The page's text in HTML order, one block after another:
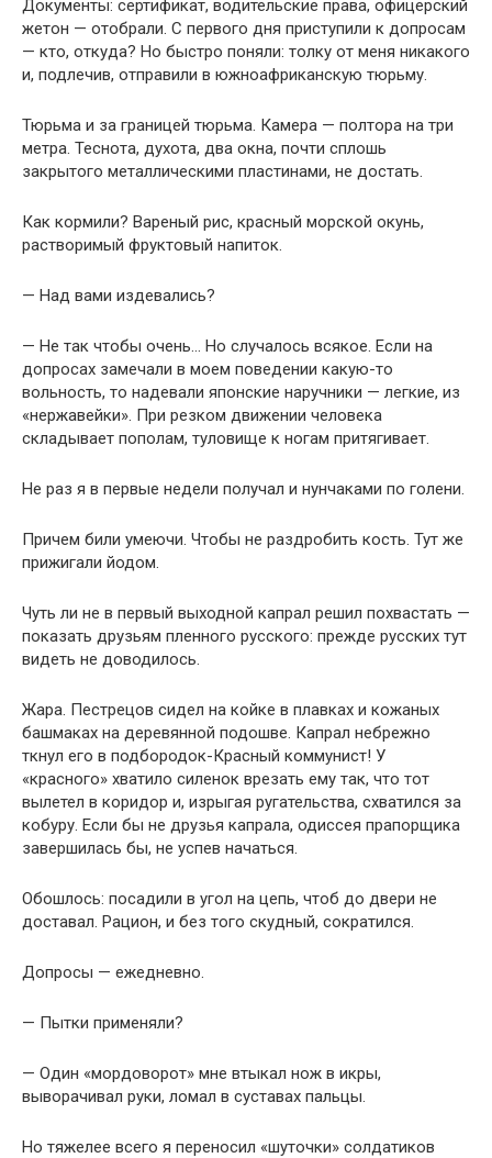
Документы: сертификат, водительские права, офицерский
жетон — отобрали. С первого дня приступили к допросам
— кто, откуда? Но быстро поняли: толку от меня никакого
и, подлечив, отправили в южноафриканскую тюрьму.
Тюрьма и за границей тюрьма. Камера — полтора на три
метра. Теснота, духота, два окна, почти сплошь
закрытого металлическими пластинами, не достать.
Как кормили? Вареный рис, красный морской окунь,
растворимый фруктовый напиток.
— Над вами издевались?
— Не так чтобы очень… Но случалось всякое. Если на
допросах замечали в моем поведении какую-то
вольность, то надевали японские наручники — легкие, из
«нержавейки». При резком движении человека
складывает пополам, туловище к ногам притягивает.
Не раз я в первые недели получал и нунчаками по голени.
Причем били умеючи. Чтобы не раздробить кость. Тут же
прижигали йодом.
Чуть ли не в первый выходной капрал решил похвастать —
показать друзьям пленного русского: прежде русских тут
видеть не доводилось.
Жара. Пестрецов сидел на койке в плавках и кожаных
башмаках на деревянной подошве. Капрал небрежно
ткнул его в подбородок-Красный коммунист! У
«красного» хватило силенок врезать ему так, что тот
вылетел в коридор и, изрыгая ругательства, схватился за
кобуру. Если бы не друзья капрала, одиссея прапорщика
завершилась бы, не успев начаться.
Обошлось: посадили в угол на цепь, чтоб до двери не
доставал. Рацион, и без того скудный, сократился.
Допросы — ежедневно.
— Пытки применяли?
— Один «мордоворот» мне втыкал нож в икры,
выворачивал руки, ломал в суставах пальцы.
Но тяжелее всего я переносил «шуточки» солдатиков